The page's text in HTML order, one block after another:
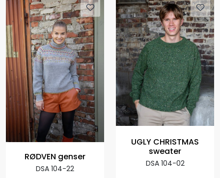
RØDVEN genser
DSA 104-22
UGLY CHRISTMAS
sweater
DSA 104-02